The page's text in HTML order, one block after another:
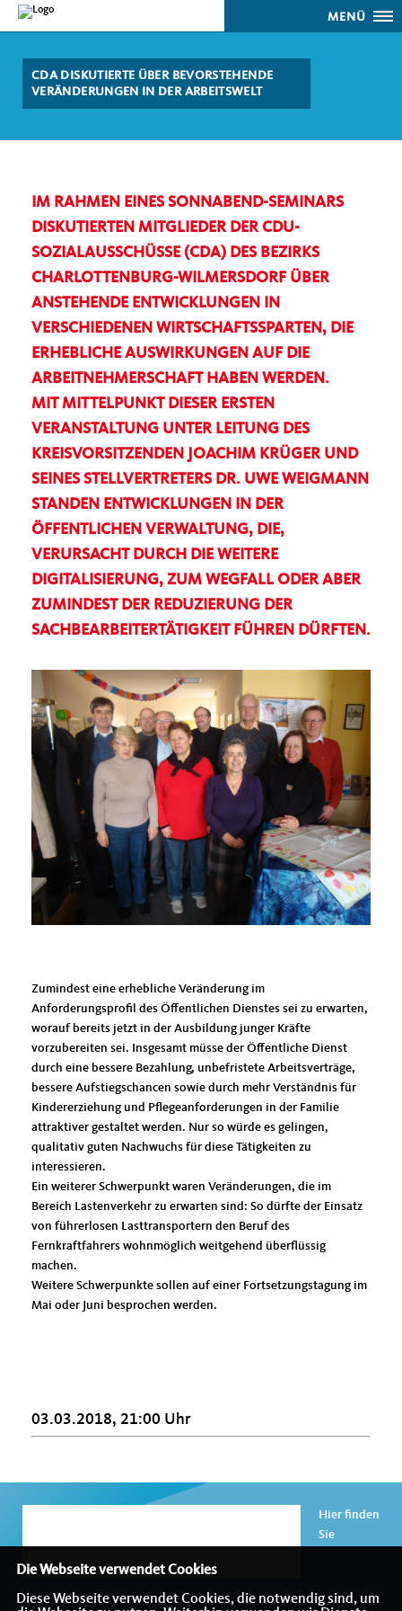
MENÜ
CDA DISKUTIERTE ÜBER BEVORSTEHENDE
VERÄNDERUNGEN IN DER ARBEITSWELT
IM RAHMEN EINES SONNABEND-SEMINARS
DISKUTIERTEN MITGLIEDER DER CDU-
SOZIALAUSSCHÜSSE (CDA) DES BEZIRKS
CHARLOTTENBURG-WILMERSDORF ÜBER
ANSTEHENDE ENTWICKLUNGEN IN
VERSCHIEDENEN WIRTSCHAFTSSPARTEN, DIE
ERHEBLICHE AUSWIRKUNGEN AUF DIE
ARBEITNEHMERSCHAFT HABEN WERDEN.
MIT MITTELPUNKT DIESER ERSTEN
VERANSTALTUNG UNTER LEITUNG DES
KREISVORSITZENDEN JOACHIM KRÜGER UND
SEINES STELLVERTRETERS DR. UWE WEIGMANN
STANDEN ENTWICKLUNGEN IN DER
ÖFFENTLICHEN VERWALTUNG, DIE,
VERURSACHT DURCH DIE WEITERE
DIGITALISIERUNG, ZUM WEGFALL ODER ABER
ZUMINDEST DER REDUZIERUNG DER
SACHBEARBEITERTÄTIGKEIT FÜHREN DÜRFTEN.
Zumindest eine erhebliche Veränderung im
Anforderungsprofil des Öffentlichen Dienstes sei zu erwarten,
worauf bereits jetzt in der Ausbildung junger Kräfte
vorzubereiten sei. Insgesamt müsse der Öffentliche Dienst
durch eine bessere Bezahlung, unbefristete Arbeitsverträge,
bessere Aufstiegschancen sowie durch mehr Verständnis für
Kindererziehung und Pflegeanforderungen in der Familie
attraktiver gestaltet werden. Nur so würde es gelingen,
qualitativ guten Nachwuchs für diese Tätigkeiten zu
interessieren.
Ein weiterer Schwerpunkt waren Veränderungen, die im
Bereich Lastenverkehr zu erwarten sind: So dürfte der Einsatz
von führerlosen Lasttransportern den Beruf des
Fernkraftfahrers wohnmöglich weitgehend überflüssig
machen.
Weitere Schwerpunkte sollen auf einer Fortsetzungstagung im
Mai oder Juni besprochen werden.
03.03.2018, 21:00 Uhr
Hier finden
Sie
Die Webseite verwendet Cookies
Diese Webseite verwendet Cookies, die notwendig sind, um